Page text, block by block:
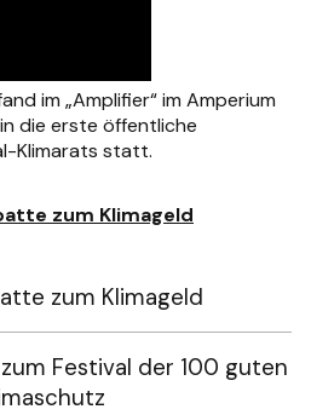
im „Amplifier“ im Amperium
die erste öffentliche
Klimarats statt.
zum Klimageld
zum Klimageld
Festival der 100 guten